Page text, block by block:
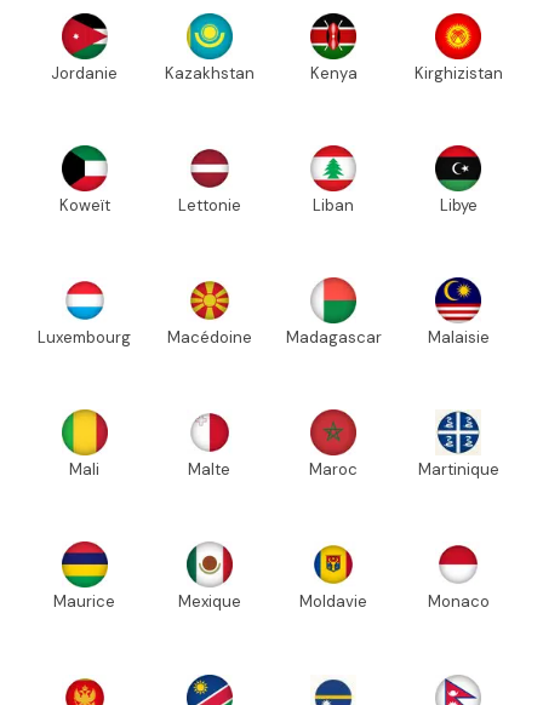
Jordanie Kazakhstan Kenya Kirghizistan
Koweït Lettonie Liban Libye
Luxembourg Macédoine Madagascar Malaisie
Mali Malte Maroc Martinique
Maurice Mexique Moldavie Monaco